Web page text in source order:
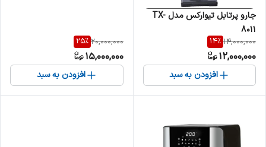
جارو پرتابل تیوارکس مدل TX-
8011
14,000,000
14%
12,000,000
افزودن به سبد
20,000,000
25%
15,000,000
افزودن به سبد